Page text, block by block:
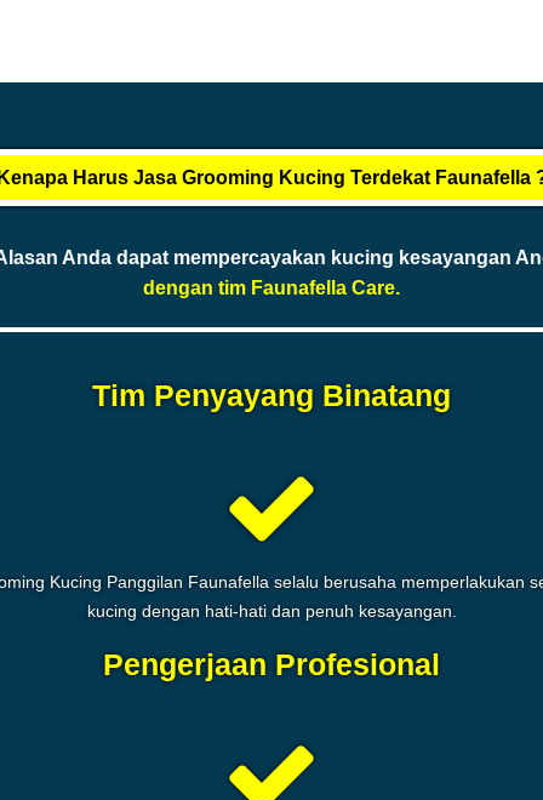
Harus Jasa Grooming Kucing Terdekat Faunafella
Anda dapat mempercayakan kucing kesayangan
dengan tim Faunafella Care.
Tim Penyayang Binatang
Kucing Panggilan Faunafella selalu berusaha memperlakukan
kucing dengan hati-hati dan penuh kesayangan.
Pengerjaan Profesional